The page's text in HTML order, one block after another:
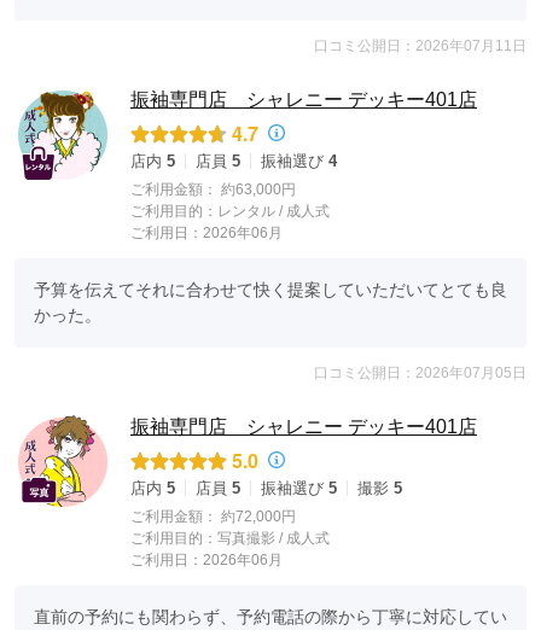
口コミ公開日：2026年07月11日
振袖専門店 シャレニー デッキー401店
4.7
店内 5 店員 5 振袖選び 4
ご利用金額： 約63,000円
ご利用目的： レンタル / 成人式
ご利用日：2026年06月
予算を伝えてそれに合わせて快く提案していただいてとても良
かった。
口コミ公開日：2026年07月05日
振袖専門店 シャレニー デッキー401店
5.0
店内 5 店員 5 振袖選び 5 撮影 5
ご利用金額： 約72,000円
ご利用目的： 写真撮影 / 成人式
ご利用日：2026年06月
直前の予約にも関わらず、予約電話の際から丁寧に対応してい